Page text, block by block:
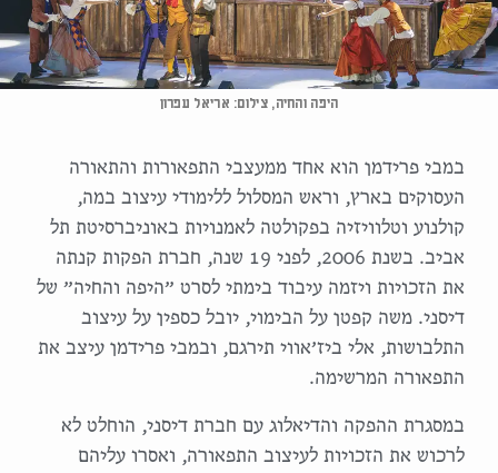
היפה והחיה, צילום: אריאל עפרון
במבי פרידמן הוא אחד ממעצבי התפאורות והתאורה
העסוקים בארץ, וראש המסלול ללימודי עיצוב במה,
קולנוע וטלוויזיה בפקולטה לאמנויות באוניברסיטת תל
אביב. בשנת 2006, לפני 19 שנה, חברת הפקות קנתה
את הזכויות ויזמה עיבוד בימתי לסרט ״היפה והחיה״ של
דיסני. משה קפטן על הבימוי, יובל כספין על עיצוב
התלבושות, אלי ביז׳אווי תירגם, ובמבי פרידמן עיצב את
התפאורה המרשימה.
במסגרת ההפקה והדיאלוג עם חברת דיסני, הוחלט לא
לרכוש את הזכויות לעיצוב התפאורה, ואסרו עליהם